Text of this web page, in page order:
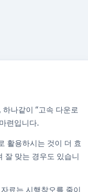
나같이 “고속 다운로
련입니다.
활용하시는 것이 더 효
잘 맞는 경우도 있습니
료는 시행착오를 줄이